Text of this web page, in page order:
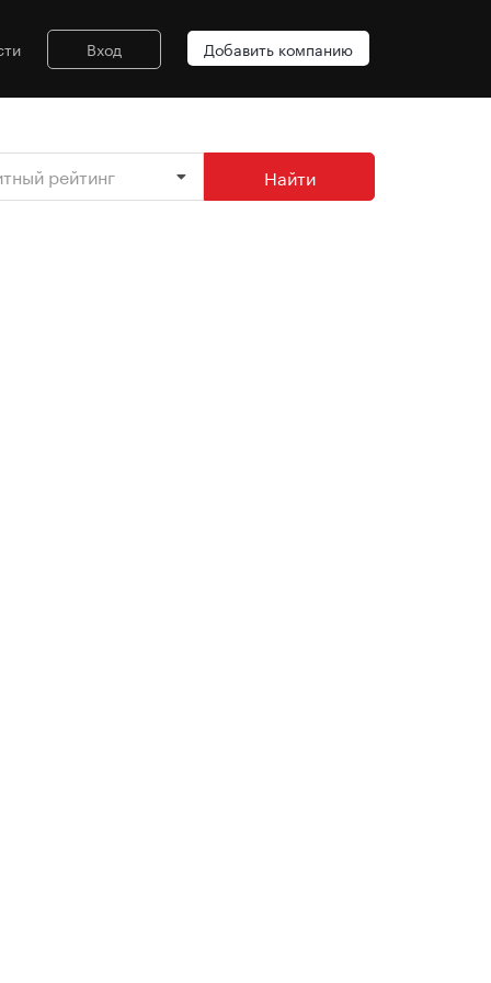
Вход Добавить компанию
рейтинг Найти